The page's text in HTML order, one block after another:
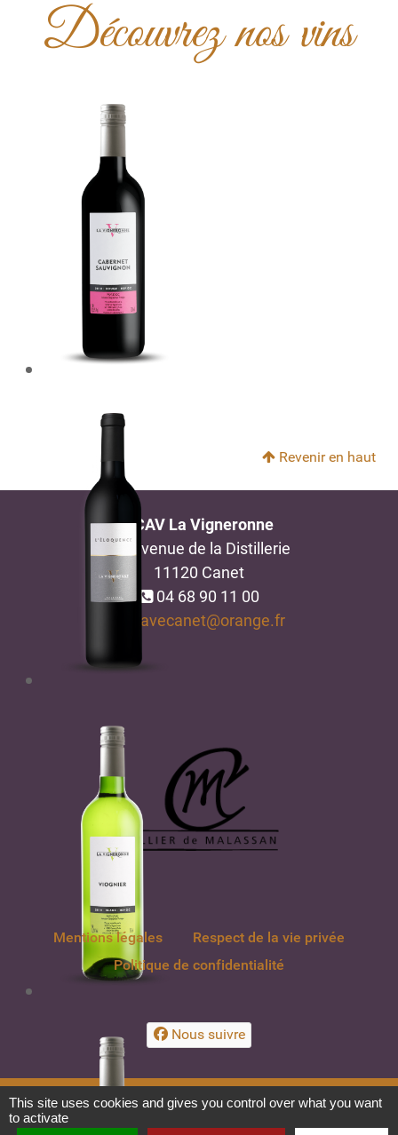
Découvrez nos vins
Revenir en haut
SCAV La Vigneronne
22, avenue de la Distillerie
11120 Canet
04 68 90 11 00
cavecanet@orange.fr
Mentions légales
Respect de la vie privée
Politique de confidentialité
Nous suivre
L'ABUS D'ALCOOL EST DANGEREUX POUR LA SANTÉ, À CONSOMMER AVEC
MODÉRATION. LA CONSOMMATION DE BOISSONS ALCOOLISSÉES PENDANT LA
This site uses cookies and gives you control over what you want
to activate